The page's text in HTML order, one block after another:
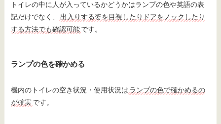
トイレの中に人が入っているかどうかはランプの色や英語の表
記だけでなく、
出入りする姿を目視したりドアをノックしたり
する方法でも確認可能です。
ランプの色を確かめる
機内のトイレの空き状況・使用状況は ランプの色で確かめるの
が確実です。